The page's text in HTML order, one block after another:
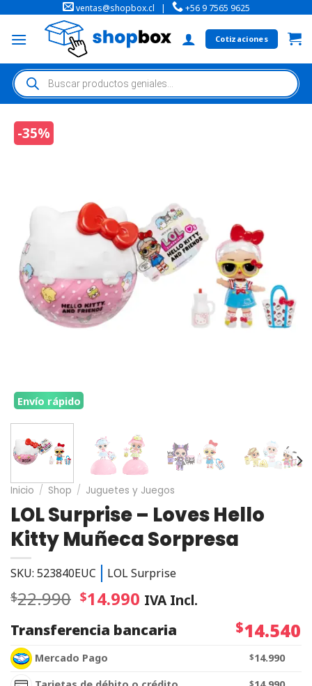
ventas@shopbox.cl | +56 9 7565 9625
Cotizaciones
-35%
Envío rápido
Inicio / Shop / Juguetes y Juegos
LOL Surprise – Loves Hello
Kitty Muñeca Sorpresa
SKU: 523840EUC LOL Surprise
$22.990 $14.990 IVA Incl.
Transferencia bancaria
$14.540
Mercado Pago $14.990
$